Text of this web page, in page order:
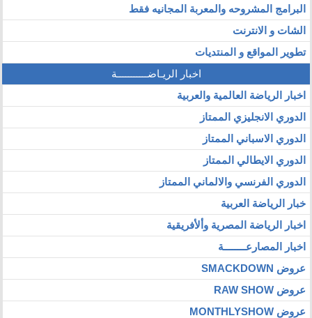
البرامج المشروحه والمعربة المجانيه فقط
الشات و الانترنت
تطوير المواقع و المنتديات
اخبار الريـاضـــــــــــة
اخبار الرياضة العالمية والعربية
الدوري الانجليزي الممتاز
الدوري الاسباني الممتاز
الدوري الايطالي الممتاز
الدوري الفرنسي والالماني الممتاز
خبار الرياضة العربية
اخبار الرياضة المصرية وألأفريقية
اخبار المصارعــــــــة
عروض SMACKDOWN
عروض RAW SHOW
عروض MONTHLYSHOW